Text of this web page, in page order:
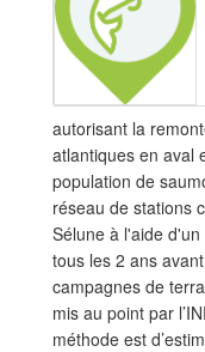
autorisant la
atlantiques en aval
population de
réseau de stations
Sélune à l'aide d'un
tous les 2 ans
campagnes de
mis au point par
méthode est